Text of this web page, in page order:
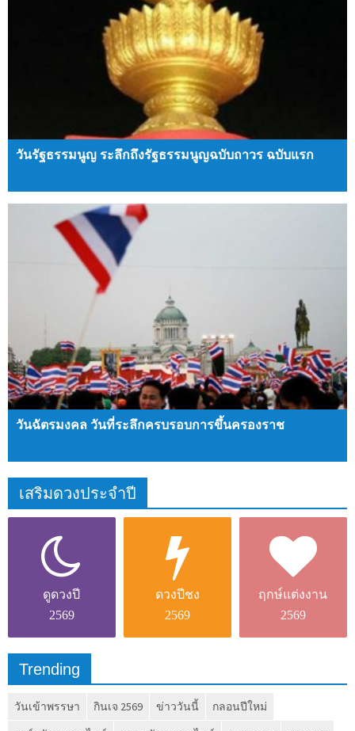
วันรัฐธรรมนูญ ระลึกถึงรัฐธรรมนูญฉบับถาวร ฉบับแรก
วันฉัตรมงคล วันที่ระลึกครบรอบการขึ้นครองราช
เสริมดวงประจำปี
ดูดวงปี
2569
ดวงปีชง
2569
ฤกษ์แต่งงาน
2569
Trending
วันเข้าพรรษา กินเจ 2569 ข่าววันนี้
กลอนปีใหม่